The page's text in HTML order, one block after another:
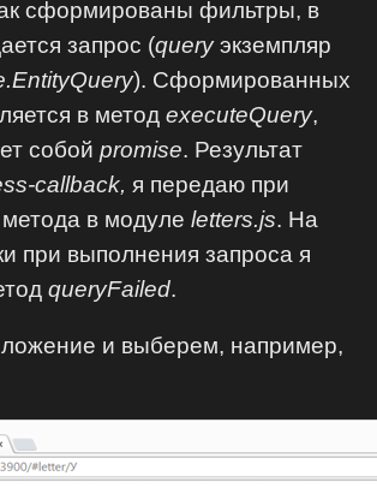
сформированы фильтры, в
запрос (queryэкземпляр
). Сформированных
в методexecuteQuery,
собойpromise. Результат
callback, я передаю при
метода в модулеletters.js. На
при выполнения запроса я
queryFailed.
и выберем, например,